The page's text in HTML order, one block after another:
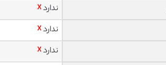
ندارد☓
ندارد☓
ندارد☓